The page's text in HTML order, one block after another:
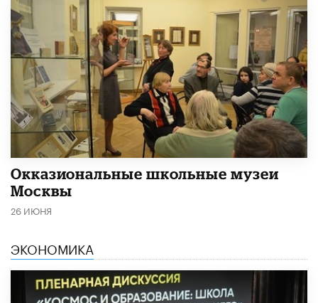
​Окказиональные школьные музеи
Москвы
26 ИЮНЯ
ЭКОНОМИКА